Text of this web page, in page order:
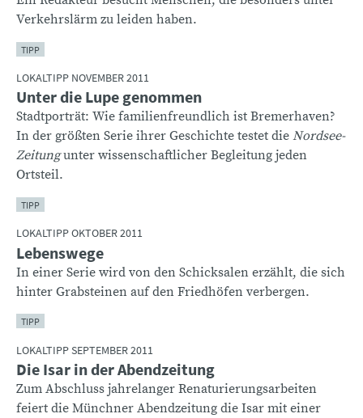
Verkehrslärm zu leiden haben.
TIPP
LOKALTIPP NOVEMBER 2011
Unter die Lupe genommen
Stadtporträt: Wie familienfreundlich ist Bremerhaven?
In der größten Serie ihrer Geschichte testet die Nordsee-
Zeitungunter wissenschaftlicher Begleitung jeden
Ortsteil.
TIPP
LOKALTIPP OKTOBER 2011
Lebenswege
In einer Serie wird von den Schicksalen erzählt, die sich
hinter Grabsteinen auf den Friedhöfen verbergen.
TIPP
LOKALTIPP SEPTEMBER 2011
Die Isar in der Abendzeitung
Zum Abschluss jahrelanger Renaturierungsarbeiten
feiert die Münchner Abendzeitung die Isar mit einer